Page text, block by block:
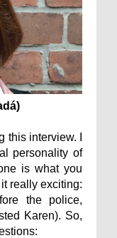
this interview. I
personality of
is what you
really exciting:
the police,
Karen). So,